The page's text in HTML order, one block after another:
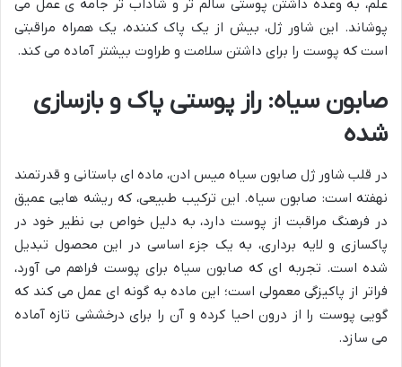
علم، به وعده داشتن پوستی سالم تر و شاداب تر جامه ی عمل می
پوشاند. این شاور ژل، بیش از یک پاک کننده، یک همراه مراقبتی
است که پوست را برای داشتن سلامت و طراوت بیشتر آماده می کند.
صابون سیاه: راز پوستی پاک و بازسازی
شده
در قلب شاور ژل صابون سیاه میس ادن، ماده ای باستانی و قدرتمند
نهفته است: صابون سیاه. این ترکیب طبیعی، که ریشه هایی عمیق
در فرهنگ مراقبت از پوست دارد، به دلیل خواص بی نظیر خود در
پاکسازی و لایه برداری، به یک جزء اساسی در این محصول تبدیل
شده است. تجربه ای که صابون سیاه برای پوست فراهم می آورد،
فراتر از پاکیزگی معمولی است؛ این ماده به گونه ای عمل می کند که
گویی پوست را از درون احیا کرده و آن را برای درخششی تازه آماده
می سازد.